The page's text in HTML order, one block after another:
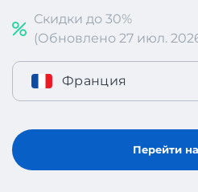
Скидки до 30%
(Обновлено 27 июл.
Франция
Перейти